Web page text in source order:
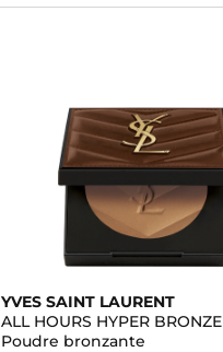
YVES SAINT LAURENT
ALL HOURS HYPER BRONZE
Poudre bronzante